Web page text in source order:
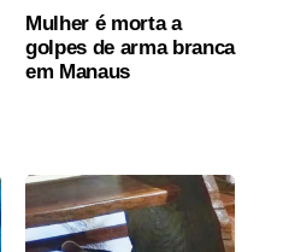
Mulher é morta a
golpes de arma branca
em Manaus